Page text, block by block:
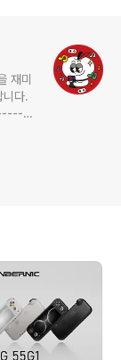
재미
니다.